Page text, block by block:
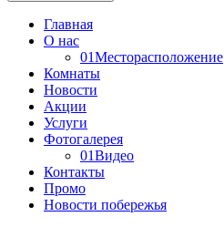
Главная
О нас
01Месторасположение
Комнаты
Новости
Акции
Услуги
Фотогалерея
01Видео
Контакты
Промо
Новости побережья